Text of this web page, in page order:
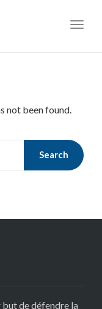
not been found.
Search
but de défendre la